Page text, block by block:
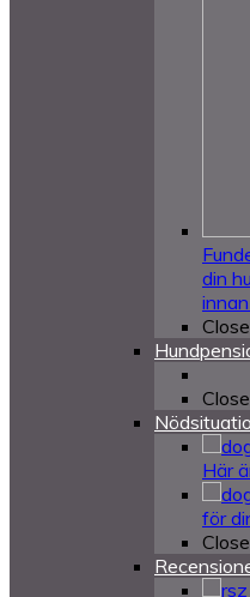
din
Close
Close
Här
för
Close